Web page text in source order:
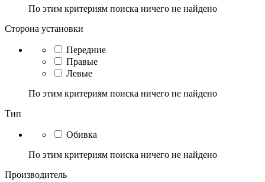
По этим критериям поиска ничего не найдено
Сторона установки
Передние
Правые
Левые
По этим критериям поиска ничего не найдено
Тип
Обивка
По этим критериям поиска ничего не найдено
Производитель